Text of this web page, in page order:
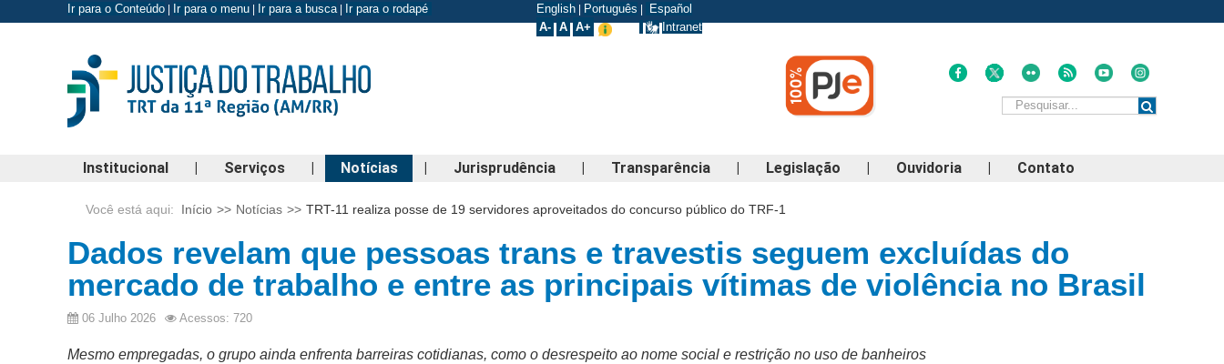
Ir para o Conteúdo Ir para o menu Ir para a busca| Ir para o rodapé English Português
Español
A- A A+ Intranet
Institucional | Serviços | Notícias | Jurisprudência | Transparência | Legislação | Ouvidoria | Contato
Você está aqui: Início >> Notícias >> TRT-11 realiza posse de 19 servidores aproveitados do concurso público do TRF-1
Dados revelam que pessoas trans e travestis seguem excluídas do
mercado de trabalho e entre as principais vítimas de violência no Brasil
06 Julho 2026 Acessos: 720
Mesmo empregadas, o grupo ainda enfrenta barreiras cotidianas, como o desrespeito ao nome social e restrição no uso de banheiros